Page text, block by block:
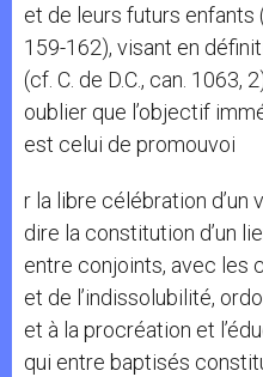
et de leurs futurs enfants
159-162), visant en
(cf. C. de D.C., can. 1063,
oublier que l’objectif
est celui de promouvoi
r la libre célébration d’un
dire la constitution d’un
entre conjoints, avec les
et de l’indissolubilité,
et à la procréation et
qui entre baptisés